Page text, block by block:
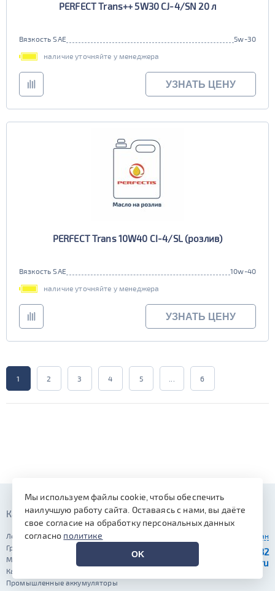
PERFECT Trans++ 5W30 CJ-4/SN 20 л
Вязкость SAE
5w-30
наличие уточняйте у менеджера
УЗНАТЬ ЦЕНУ
PERFECT Trans 10W40 CI-4/SL (розлив)
Вязкость SAE
10w-40
наличие уточняйте у менеджера
УЗНАТЬ ЦЕНУ
1 2 3 4 5 6
Каталог
Легковые аккумуляторы
Грузовые аккумуляторы
Мото аккумуляторы
Катерные аккумуляторы
Промышленные аккумуляторы
Контакты
Курган
+7 (919) 580-26-32
kurgan@avtomotiv.ru
Мы используем файлы cookie, чтобы обеспечить
наилучшую работу сайта. Оставаясь с нами, вы даёте
свое согласие на обработку персональных данных
согласно политике
OK